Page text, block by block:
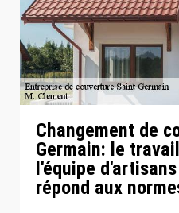
Changement de
Germain: le
l'équipe
répond aux